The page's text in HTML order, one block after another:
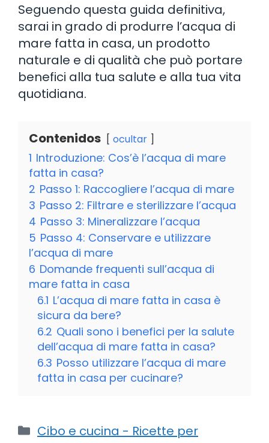
Seguendo questa guida definitiva,
sarai in grado di produrre l’acqua di
mare fatta in casa, un prodotto
naturale e di qualità che può portare
benefici alla tua salute e alla tua vita
quotidiana.
Contenidos ocultar
1 Introduzione: Cos’è l’acqua di mare
fatta in casa?
2 Passo 1: Raccogliere l’acqua di mare
3 Passo 2: Filtrare e sterilizzare l’acqua
4 Passo 3: Mineralizzare l’acqua
5 Passo 4: Conservare e utilizzare
l’acqua di mare
6 Domande frequenti sull’acqua di
mare fatta in casa
6.1 L’acqua di mare fatta in casa è
sicura da bere?
6.2 Quali sono i benefici per la salute
dell’acqua di mare fatta in casa?
6.3 Posso utilizzare l’acqua di mare
fatta in casa per cucinare?
Categorie
Cibo e cucina - Ricette per